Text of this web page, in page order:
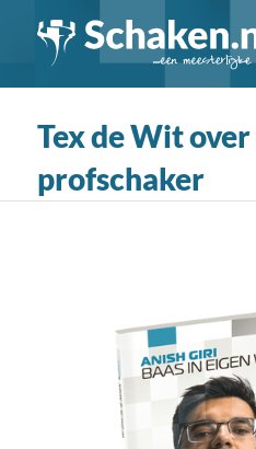
Tex de Wit
profschaker